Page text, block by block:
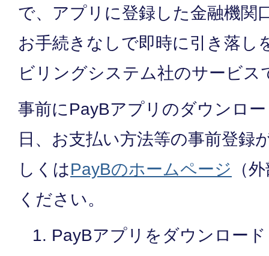
で、アプリに登録した金融機関
お手続きなしで即時に引き落し
ビリングシステム社のサービス
事前にPayBアプリのダウンロ
日、お支払い方法等の事前登録
しくはPayBのホームページ （
ください。
PayBアプリをダウンロー